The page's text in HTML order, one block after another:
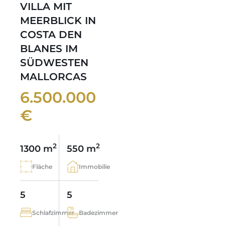
VILLA MIT
MEERBLICK IN
COSTA DEN
BLANES IM
SÜDWESTEN
MALLORCAS
6.500.000
€
1300 m2
Fläche
550 m2
Immobilie
5
Schlafzimmer
5
Badezimmer